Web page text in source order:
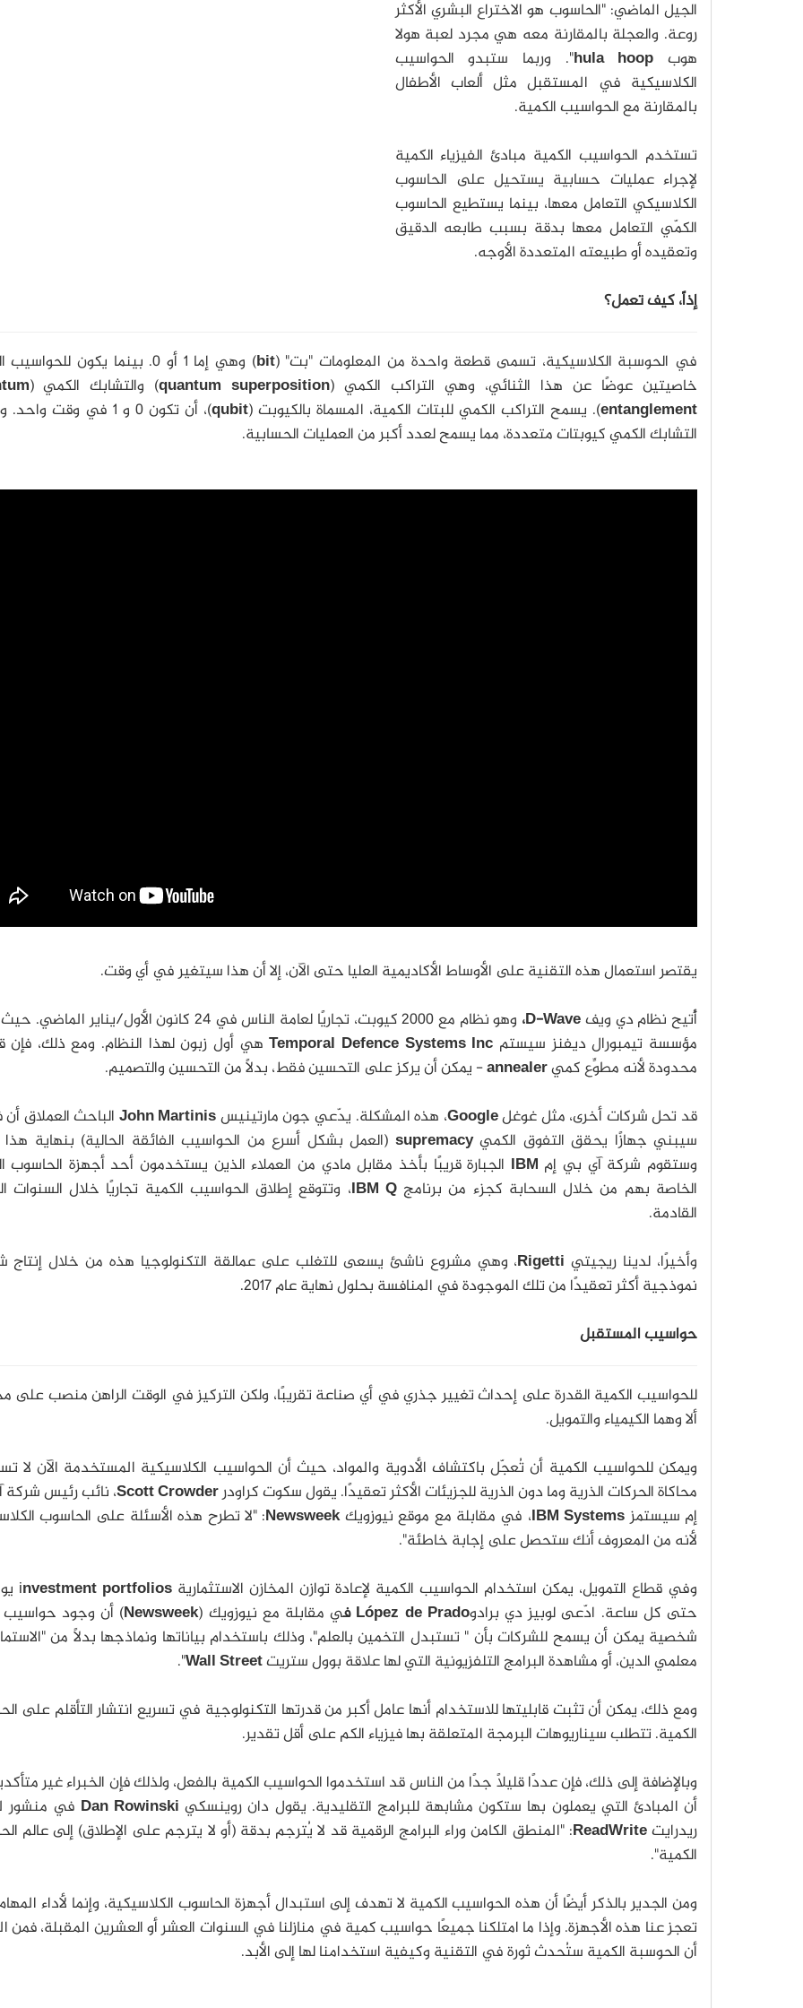
الجيل الماضي: "الحاسوب هو الاختراع البشري الأكثر
روعة. والعجلة بالمقارنة معه هي مجرد لعبة هولا
هوب hula hoop". وربما ستبدو الحواسيب
الكلاسيكية في المستقبل مثل ألعاب الأطفال
بالمقارنة مع الحواسيب الكمية.
تستخدم الحواسيب الكمية مبادئ الفيزياء الكمية
لإجراء عمليات حسابية يستحيل على الحاسوب
الكلاسيكي التعامل معها، بينما يستطيع الحاسوب
الكمّي التعامل معها بدقة بسبب طابعه الدقيق
وتعقيده أو طبيعته المتعددة الأوجه.
إذاً، كيف تعمل؟
في الحوسبة الكلاسيكية، تسمى قطعة واحدة من المعلومات "بت" (bit
) وهي إما 1 أو 0. بينما يكون
خاصيتين عوضًا عن هذا الثنائي، وهي التراكب الكمي (quantum superposition) والتشابك الكمي (
entanglement). يسمح التراكب الكمي للبتات الكمية، المسماة بالكيوبت (qubit
)، أن تكون 0 و 1 في وقت
التشابك الكمي كيوبتات متعددة، مما يسمح لعدد أكبر من العمليات الحسابية.
يقتصر استعمال هذه التقنية على الأوساط الأكاديمية العليا حتى الآن، إلا أن هذا سيتغير في أي وقت.
أُتيح نظام دي ويفD-Wave،
وهو نظام مع 2000 كيوبت، تجاريًا لعامة الناس في 24 كانون الأول/يناير
مؤسسة تيمبورال ديفنز سيستم Temporal Defence Systems Incهي أول زبون لهذا النظام. ومع ذلك، فإن
محدودة لأنه مطوِّع كميannealer- يمكن أن يركز على التحسين فقط، بدلًا من التحسين والتصميم.
قد تحل شركات أخرى، مثل غوغلGoogle، هذه المشكلة. يدّعي جون مارتينيسJohn Martinis الباحث العملاق أن
سيبني جهازًا يحقق التفوق الكميsupremacy (العمل بشكل أسرع من الحواسيب الفائقة الحالية) بنهاية هذا
وستقوم شركة آي بي إم IBM الجبارة قريبًا بأخذ مقابل مادي من العملاء الذين يستخدمون أحد أجهزة الحاسوب
الخاصة بهم من خلال السحابة كجزء من برنامجIBM Q، وتتوقع إطلاق الحواسيب الكمية تجاريًا خلال السنوات
القادمة.
وأخيرًا، لدينا ريجيتيRigetti
، وهي مشروع ناشئ يسعى للتغلب على عمالقة التكنولوجيا هذه من خلال إنتاج
نموذجية أكثر تعقيدًا من تلك الموجودة في المنافسة بحلول نهاية عام 2017.
حواسيب المستقبل
للحواسيب الكمية القدرة على إحداث تغيير جذري في أي صناعة تقريبًا، ولكن التركيز في الوقت الراهن منصب على
ألا وهما الكيمياء والتمويل.
ويمكن للحواسيب الكمية أن تُعجّل باكتشاف الأدوية والمواد، حيث أن الحواسيب الكلاسيكية المستخدمة الآن لا
محاكاة الحركات الذرية وما دون الذرية للجزيئات الأكثر تعقيدًا. يقول سكوت كراودرScott Crowder، نائب رئيس
إم سيستمزIBM Systems، في مقابلة مع موقع نيوزويكNewsweek: "لا تطرح هذه الأسئلة على الحاسوب
لأنه من المعروف أنك ستحصل على إجابة خاطئة".
وفي قطاع التمويل، يمكن استخدام الحواسيب الكمية لإعادة توازن المخازن الاستثمارية investment portfolios
حتى كل ساعة. ادّعى لوبيز دي برادوLópez de Prado ف ي مقابلة مع نيوزويك (Newsweek) أن وجود حواسيب
شخصية يمكن أن يسمح للشركات بأن " تستبدل التخمين بالعلم"، وذلك باستخدام بياناتها ونماذجها بدلاً من
معلمي الدين، أو مشاهدة البرامج التلفزيونية التي لها علاقة بوول ستريت
".
ومع ذلك، يمكن أن تثبت قابليتها للاستخدام أنها عامل أكبر من قدرتها التكنولوجية في تسريع انتشار التأقلم على
الكمية. تتطلب سيناريوهات البرمجة المتعلقة بها فيزياء الكم على أقل تقدير.
وبالإضافة إلى ذلك، فإن عددًا قليلًا جدًا من الناس قد استخدموا الحواسيب الكمية بالفعل، ولذلك فإن الخبراء غير
أن المبادئ التي يعملون بها ستكون مشابهة للبرامج التقليدية. يقول دان روينسكيDan Rowinski
في منشور
ريدرايتReadWrite: "المنطق الكامن وراء البرامج الرقمية قد لا يُترجم بدقة (أو لا يترجم على الإطلاق) إلى عالم
الكمية".
ومن الجدير بالذكر أيضًا أن هذه الحواسيب الكمية لا تهدف إلى استبدال أجهزة الحاسوب الكلاسيكية، وإنما لأداء
تعجز عنا هذه الأجهزة. وإذا ما امتلكنا جميعًا حواسيب كمية في منازلنا في السنوات العشر أو العشرين المقبلة، فمن
أن الحوسبة الكمية ستُحدث ثورة في التقنية وكيفية استخدامنا لها إلى الأبد.